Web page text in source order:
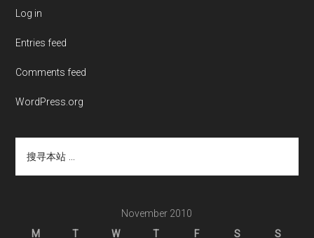
Log in
Entries feed
Comments feed
WordPress.org
本
November 2010
M
T W T F S S